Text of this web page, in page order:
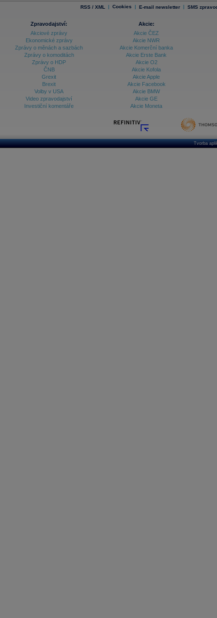
RSS / XML | Cookies | E-mail newsletter | SMS
Zpravodajství:
Akciové zprávy
Ekonomické zprávy
Zprávy o měnách a sazbách
Zprávy o komoditách
Zprávy o HDP
ČNB
Grexit
Brexit
Volby v USA
Video zpravodajství
Investiční komentáře
Akcie:
Akcie ČEZ
Akcie NWR
Akcie Komerční banka
Akcie Erste Bank
Akcie O2
Akcie Kofola
Akcie Apple
Akcie Facebook
Akcie BMW
Akcie GE
Akcie Moneta
Tvorba